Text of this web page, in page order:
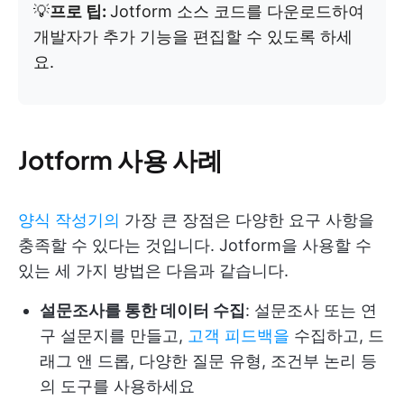
💡프로 팁: Jotform 소스 코드를 다운로드하여
개발자가 추가 기능을 편집할 수 있도록 하세
요.
Jotform 사용 사례
양식 작성기의 가장 큰 장점은 다양한 요구 사항을
충족할 수 있다는 것입니다. Jotform을 사용할 수
있는 세 가지 방법은 다음과 같습니다.
설문조사를 통한 데이터 수집: 설문조사 또는 연
구 설문지를 만들고, 고객 피드백을 수집하고, 드
래그 앤 드롭, 다양한 질문 유형, 조건부 논리 등
의 도구를 사용하세요